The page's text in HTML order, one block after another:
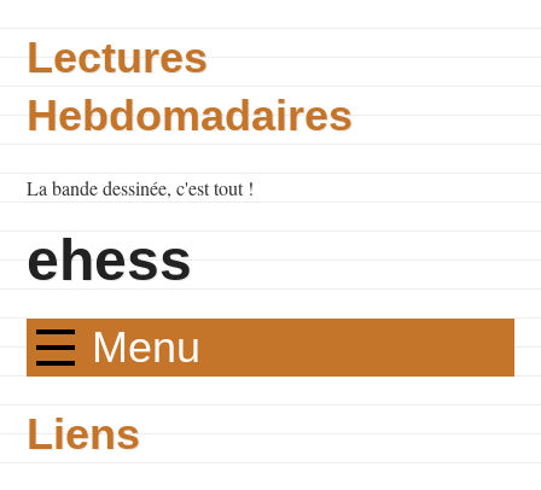
Lectures
Hebdomadaires
La bande dessinée, c'est tout !
ehess
Menu
Liens